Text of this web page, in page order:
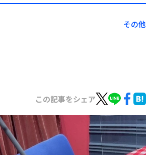
YouTube
その他
この記事をシェア